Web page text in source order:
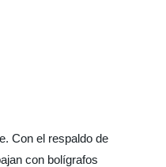
Con el respaldo de
con bolígrafos